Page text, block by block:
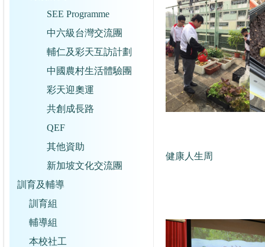
SEE Programme
中六級台灣交流團
輔仁及彩天互訪計劃
中國農村生活體驗團
彩天迎奧運
共創成長路
QEF
其他資助
新加坡文化交流團
訓育及輔導
訓育組
輔導組
本校社工
健康人生周